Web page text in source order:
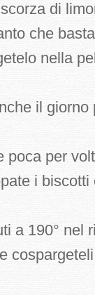
di
che
nella
il giorno
poca per
i
a 190° nel